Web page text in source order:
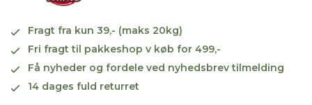
Fragt fra kun 39,- (maks 20kg)
Fri fragt til pakkeshop v køb for 499,-
Få nyheder og fordele ved nyhedsbrev tilmelding
14 dages fuld returret